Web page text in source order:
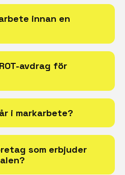
innan en
avdrag för
i markarbete?
som erbjuder